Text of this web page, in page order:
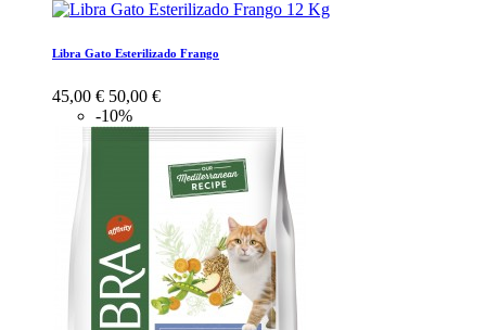
Libra Gato Esterilizado Frango
45,00 € 50,00 €
-10%